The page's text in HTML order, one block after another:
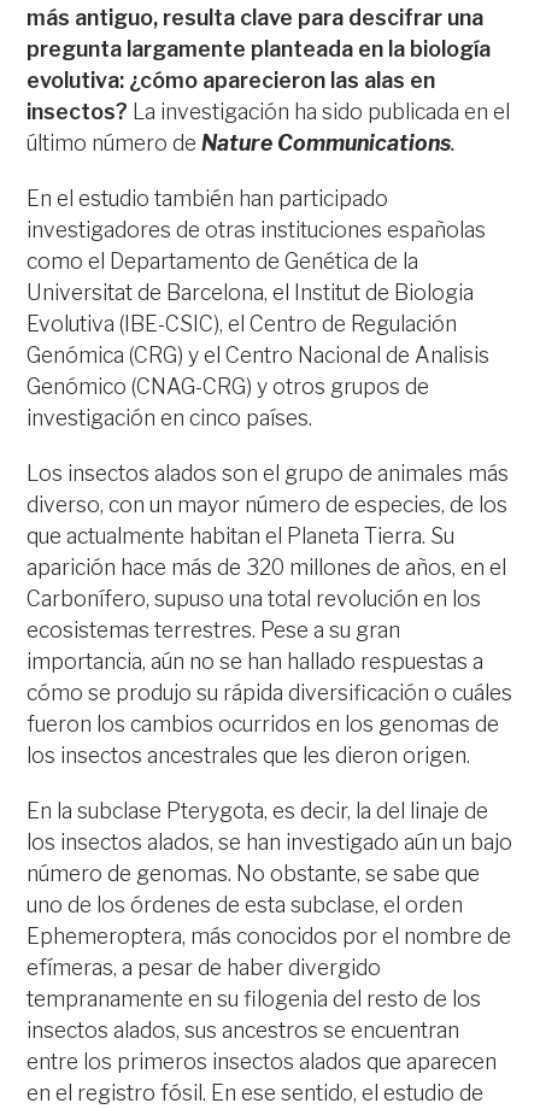
más antiguo, resulta clave para descifrar una
pregunta largamente planteada en la biología
evolutiva: ¿cómo aparecieron las alas en
insectos? La investigación ha sido publicada en el
último número deNature Communications.
En el estudio también han participado
investigadores de otras instituciones españolas
como el Departamento de Genética de la
Universitat de Barcelona, el Institut de Biologia
Evolutiva (IBE-CSIC), el Centro de Regulación
Genómica (CRG) y el Centro Nacional de Analisis
Genómico (CNAG-CRG) y otros grupos de
investigación en cinco países.
Los insectos alados son el grupo de animales más
diverso, con un mayor número de especies, de los
que actualmente habitan el Planeta Tierra. Su
aparición hace más de 320 millones de años, en el
Carbonífero, supuso una total revolución en los
ecosistemas terrestres. Pese a su gran
importancia, aún no se han hallado respuestas a
cómo se produjo su rápida diversificación o cuáles
fueron los cambios ocurridos en los genomas de
los insectos ancestrales que les dieron origen.
En la subclase Pterygota, es decir, la del linaje de
los insectos alados, se han investigado aún un bajo
número de genomas. No obstante, se sabe que
uno de los órdenes de esta subclase, el orden
Ephemeroptera, más conocidos por el nombre de
efímeras, a pesar de haber divergido
tempranamente en su filogenia del resto de los
insectos alados, sus ancestros se encuentran
entre los primeros insectos alados que aparecen
en el registro fósil. En ese sentido, el estudio de